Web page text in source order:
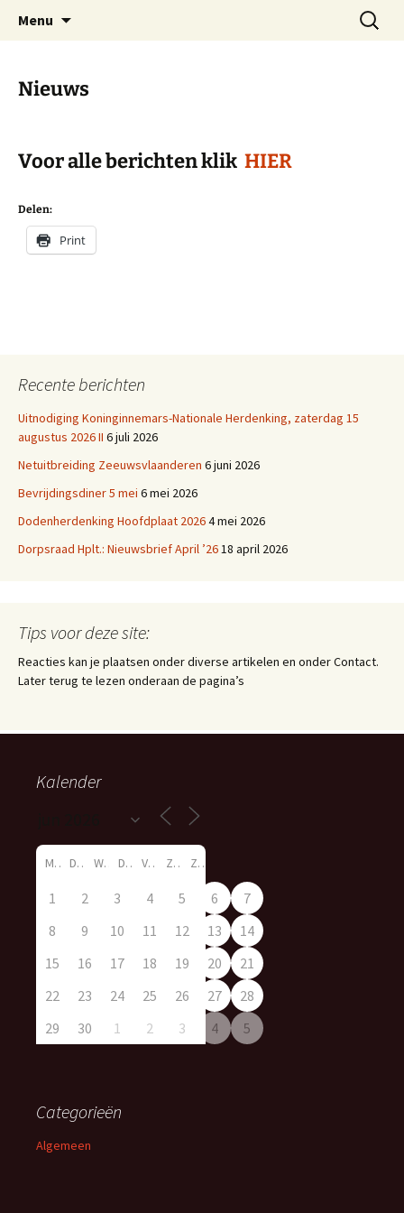
inhoud
Hoofdplaat.com
Dorp achter de dijk
Menu
Zoeken
naar:
Nieuws
Voor alle berichten klik HIER
Delen:
Print
Recente berichten
Uitnodiging Koninginnemars-Nationale Herdenking, zaterdag 15
augustus 2026 II 6 juli 2026
Netuitbreiding Zeeuwsvlaanderen 6 juni 2026
Bevrijdingsdiner 5 mei 6 mei 2026
Dodenherdenking Hoofdplaat 20264 mei 2026
Dorpsraad Hplt.: Nieuwsbrief April ’2618 april 2026
Tips voor deze site:
Reacties kan je plaatsen onder diverse artikelen en onder Contact.
Later terug te lezen onderaan de pagina’s
Kalender
M D W D V Z Z
1 2 3 4 5 6
7
8
9 10 11 12 13
14
15
16 17 18 19 20
21
22
23 24 25 26 27
28
29
30 1 2 3 4 5
Categorieën
Algemeen